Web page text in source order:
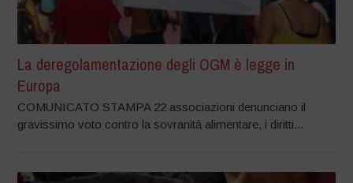
La deregolamentazione degli OGM è legge in
Europa
COMUNICATO STAMPA 22 associazioni denunciano il
gravissimo voto contro la sovranità alimentare, i diritti...